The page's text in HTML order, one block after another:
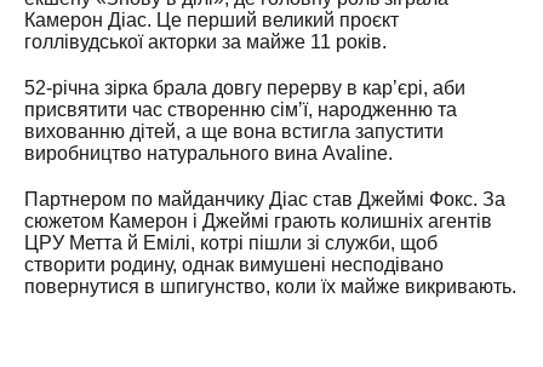
Камерон Діас. Це перший великий проєкт
голлівудської акторки за майже 11 років.
52-річна зірка брала довгу перерву в кар’єрі, аби
присвятити час створенню сім’ї, народженню та
вихованню дітей, а ще вона встигла запустити
виробництво натурального вина Avaline.
Партнером по майданчику Діас став Джеймі Фокс. За
сюжетом Камерон і Джеймі грають колишніх агентів
ЦРУ Метта й Емілі, котрі пішли зі служби, щоб
створити родину, однак вимушені несподівано
повернутися в шпигунство, коли їх майже викривають.